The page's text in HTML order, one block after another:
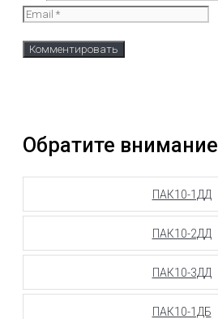
Обратите внимание
ПАК10-1ДД
ПАК10-2ДД
ПАК10-3ДД
ПАК10-1ДБ